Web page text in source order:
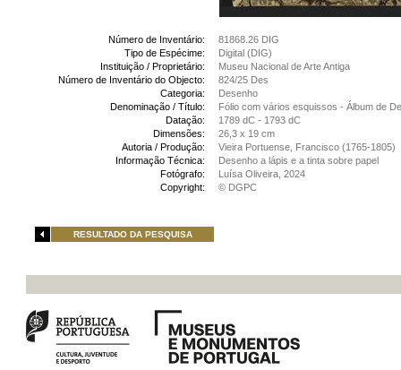
Número de Inventário:
81868.26 DIG
Tipo de Espécime:
Digital (DIG)
Instituição / Proprietário:
Museu Nacional de Arte Antiga
Número de Inventário do Objecto:
824/25 Des
Categoria:
Desenho
Denominação / Título:
Fólio com vários esquissos - Álbum de
Datação:
1789 dC - 1793 dC
Dimensões:
26,3 x 19 cm
Autoria / Produção:
Vieira Portuense, Francisco (1765-1805)
Informação Técnica:
Desenho a lápis e a tinta sobre papel
Fotógrafo:
Luísa Oliveira, 2024
Copyright:
© DGPC
RESULTADO DA PESQUISA